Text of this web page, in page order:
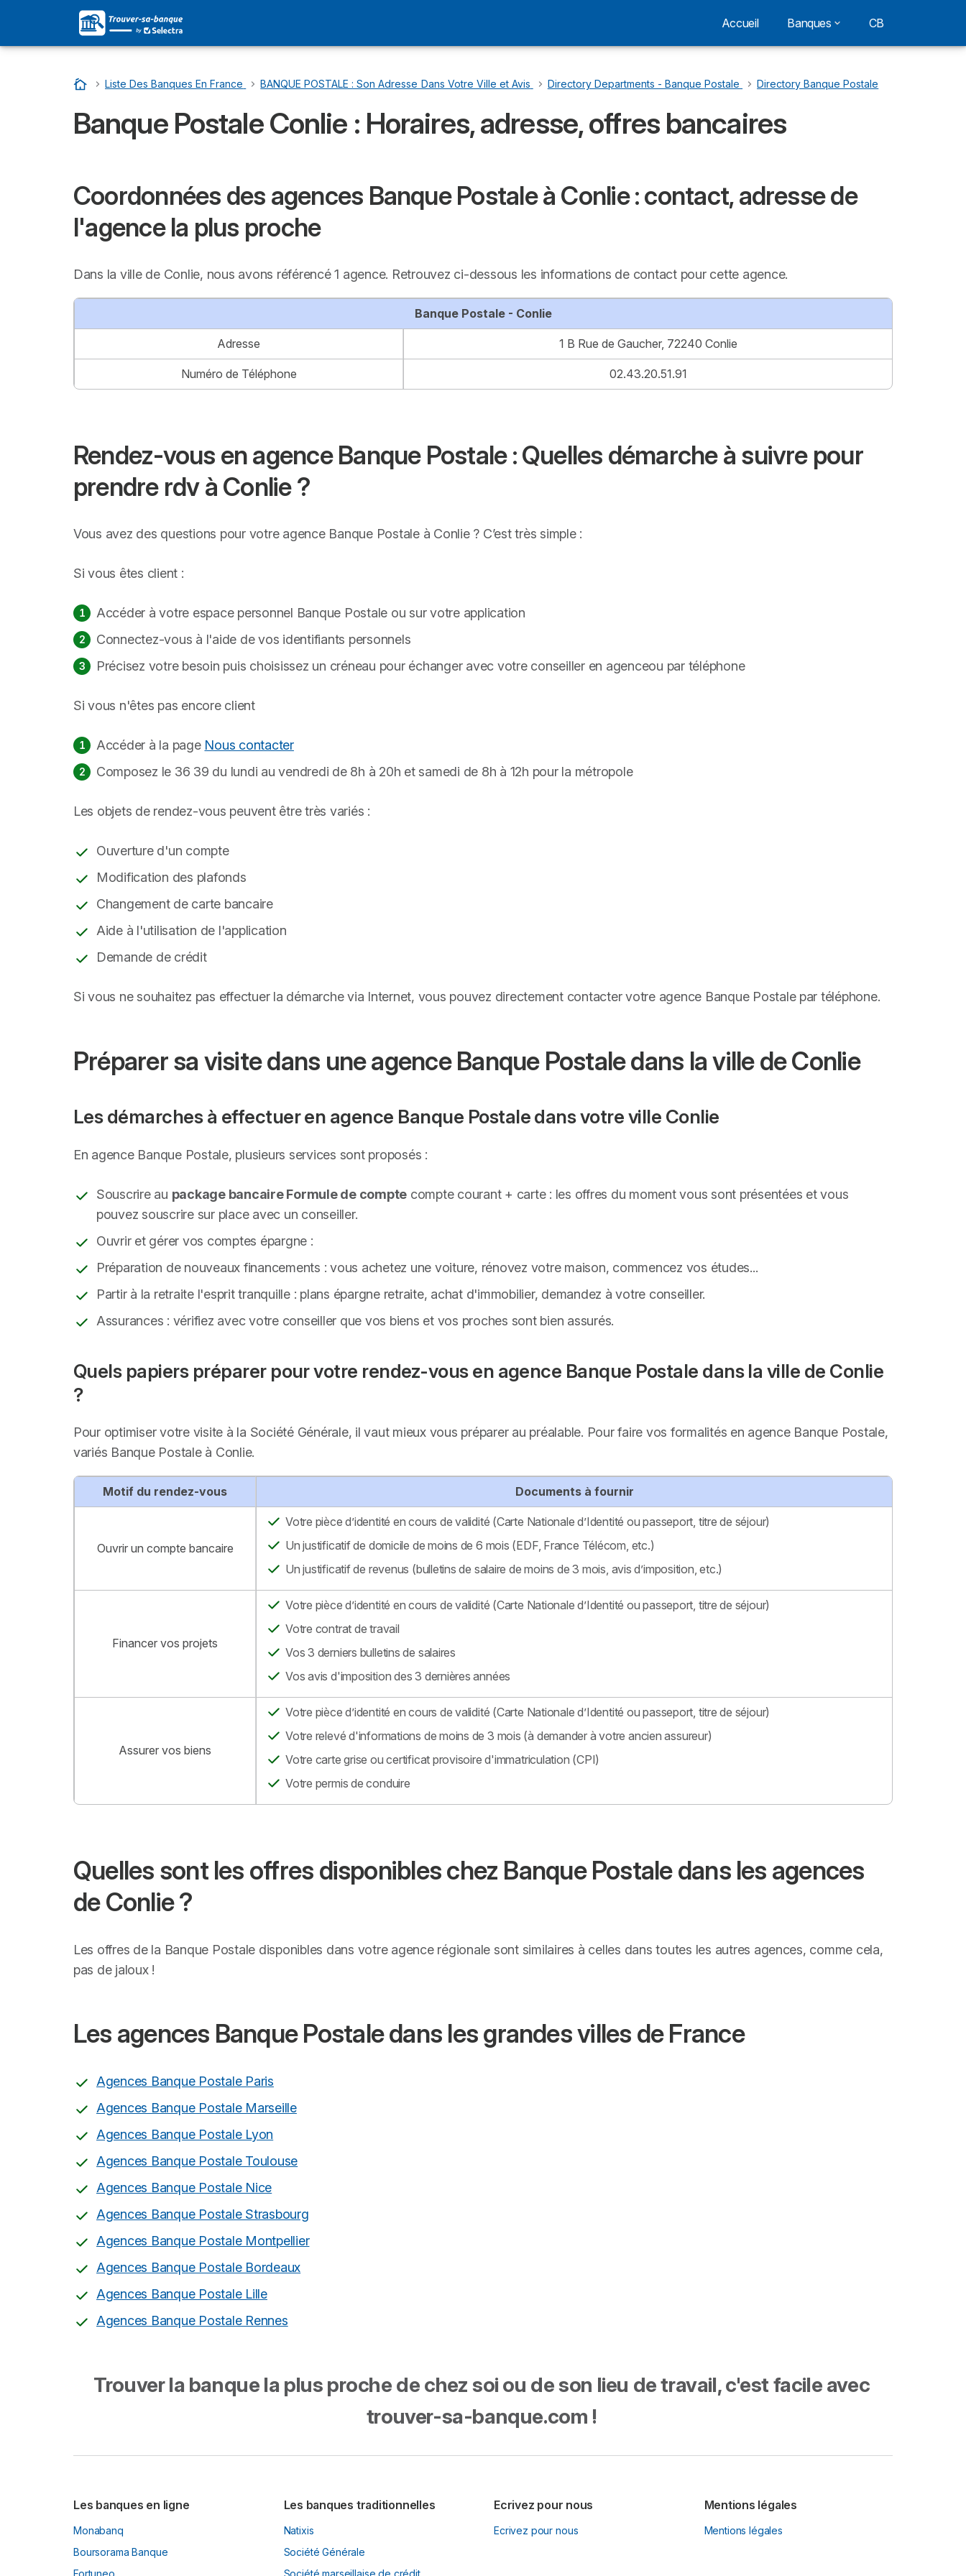
Accueil Banques CB
Accueil
…
Liste Des Banques En France …
BANQUE POSTALE : Son Adresse Dans Votre Ville et Avis …
Directory Departments - Banque Postale …
Directory Banque Postale
Banque Postale Conlie : Horaires, adresse, offres bancaires
Coordonnées des agences Banque Postale à Conlie : contact, adresse de
l'agence la plus proche
Dans la ville de Conlie, nous avons référencé 1 agence. Retrouvez ci-dessous les informations de contact pour cette agence.
Banque Postale - Conlie
Adresse 1 B Rue de Gaucher, 72240 Conlie
Numéro de Téléphone 02.43.20.51.91
Rendez-vous en agence Banque Postale : Quelles démarche à suivre pour
prendre rdv à Conlie ?
Vous avez des questions pour votre agence Banque Postale à Conlie ? C’est très simple :
Si vous êtes client :
Accéder à votre espace personnel Banque Postale ou sur votre application
Connectez-vous à l'aide de vos identifiants personnels
Précisez votre besoin puis choisissez un créneau pour échanger avec votre conseiller en agenceou par téléphone
Si vous n'êtes pas encore client
Accéder à la page Nous contacter
Composez le 36 39 du lundi au vendredi de 8h à 20h et samedi de 8h à 12h pour la métropole
Les objets de rendez-vous peuvent être très variés :
Ouverture d'un compte
Modification des plafonds
Changement de carte bancaire
Aide à l'utilisation de l'application
Demande de crédit
Si vous ne souhaitez pas effectuer la démarche via Internet, vous pouvez directement contacter votre agence Banque Postale par téléphone.
Préparer sa visite dans une agence Banque Postale dans la ville de Conlie
Les démarches à effectuer en agence Banque Postale dans votre ville Conlie
En agence Banque Postale, plusieurs services sont proposés :
Souscrire au package bancaire Formule de compte compte courant + carte : les offres du moment vous sont présentées et vous
pouvez souscrire sur place avec un conseiller.
Ouvrir et gérer vos comptes épargne :
Préparation de nouveaux financements : vous achetez une voiture, rénovez votre maison, commencez vos études...
Partir à la retraite l'esprit tranquille : plans épargne retraite, achat d'immobilier, demandez à votre conseiller.
Assurances : vérifiez avec votre conseiller que vos biens et vos proches sont bien assurés.
Quels papiers préparer pour votre rendez-vous en agence Banque Postale dans la ville de Conlie
?
Pour optimiser votre visite à la Société Générale, il vaut mieux vous préparer au préalable. Pour faire vos formalités en agence Banque Postale,
variés Banque Postale à Conlie.
Motif du rendez-vous Documents à fournir
Ouvrir un compte bancaire
Votre pièce d’identité en cours de validité (Carte Nationale d’Identité ou passeport, titre de séjour)
Un justificatif de domicile de moins de 6 mois (EDF, France Télécom, etc.)
Un justificatif de revenus (bulletins de salaire de moins de 3 mois, avis d’imposition, etc.)
Financer vos projets
Votre pièce d’identité en cours de validité (Carte Nationale d’Identité ou passeport, titre de séjour)
Votre contrat de travail
Vos 3 derniers bulletins de salaires
Vos avis d'imposition des 3 dernières années
Assurer vos biens
Votre pièce d’identité en cours de validité (Carte Nationale d’Identité ou passeport, titre de séjour)
Votre relevé d'informations de moins de 3 mois (à demander à votre ancien assureur)
Votre carte grise ou certificat provisoire d'immatriculation (CPI)
Votre permis de conduire
Quelles sont les offres disponibles chez Banque Postale dans les agences
de Conlie ?
Les offres de la Banque Postale disponibles dans votre agence régionale sont similaires à celles dans toutes les autres agences, comme cela,
pas de jaloux !
Les agences Banque Postale dans les grandes villes de France
Agences Banque Postale Paris
Agences Banque Postale Marseille
Agences Banque Postale Lyon
Agences Banque Postale Toulouse
Agences Banque Postale Nice
Agences Banque Postale Strasbourg
Agences Banque Postale Montpellier
Agences Banque Postale Bordeaux
Agences Banque Postale Lille
Agences Banque Postale Rennes
Trouver la banque la plus proche de chez soi ou de son lieu de travail, c'est facile avec
trouver-sa-banque.com !
Les banques en ligne
Monabanq
Boursorama Banque
Fortuneo
Les banques traditionnelles
Natixis
Société Générale
Société marseillaise de crédit
Ecrivez pour nous
Ecrivez pour nous
Mentions légales
Mentions légales